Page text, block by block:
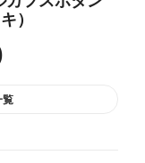
）
覧